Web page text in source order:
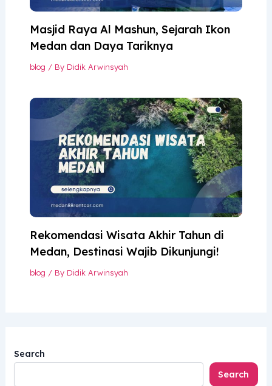
Masjid Raya Al Mashun, Sejarah Ikon
Medan dan Daya Tariknya
blog / By Didik Arwinsyah
Rekomendasi Wisata Akhir Tahun di
Medan, Destinasi Wajib Dikunjungi!
blog / By Didik Arwinsyah
Search
Search